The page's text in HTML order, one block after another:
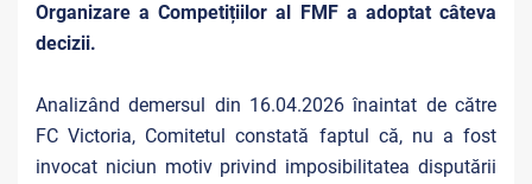
Organizare a Competițiilor al FMF a adoptat câteva
decizii.
Analizând demersul din 16.04.2026 înaintat de către
FC Victoria, Comitetul constată faptul că, nu a fost
invocat niciun motiv privind imposibilitatea disputării